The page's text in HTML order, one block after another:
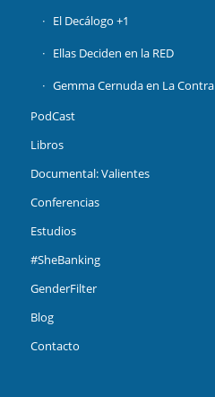
El Decálogo +1
Ellas Deciden en la RED
Gemma Cernuda en La Contra
PodCast
Libros
Documental: Valientes
Conferencias
Estudios
#SheBanking
GenderFilter
Blog
Contacto